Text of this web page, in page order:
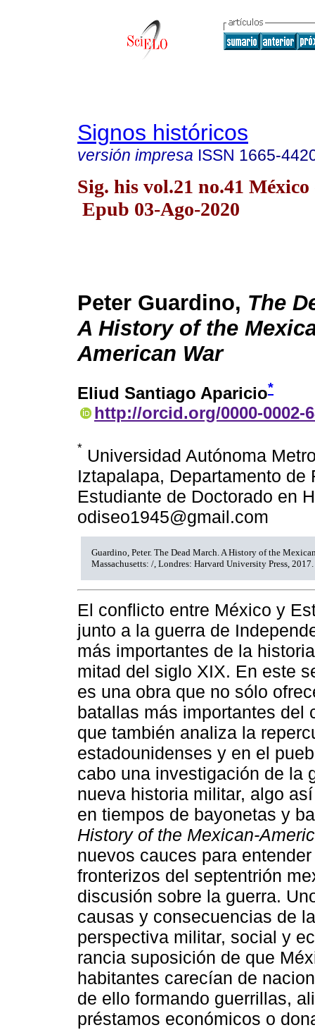
Signos históricos
versión impresa ISSN 1665-
Sig. his vol.21 no.41
Epub 03-Ago-2020
Peter Guardino, The
A History of the
American War
Eliud Santiago Aparicio*
http://orcid.org/0000-0002-
* Universidad Autónoma
Iztapalapa, Departamento de
Estudiante de Doctorado en
odiseo1945@gmail.com
Guardino, Peter. The Dead March. A History of the
Massachusetts: /, Londres: Harvard University Press,
El conflicto entre México y
junto a la guerra de
más importantes de la
mitad del siglo XIX. En este
es una obra que no sólo
batallas más importantes del
que también analiza la
estadounidenses y en el
cabo una investigación de la
nueva historia militar, algo
en tiempos de bayonetas y
History of the Mexican-
nuevos cauces para
fronterizos del septentrión
discusión sobre la guerra.
causas y consecuencias de
perspectiva militar, social y
rancia suposición de que
habitantes carecían de
de ello formando guerrillas,
préstamos económicos o